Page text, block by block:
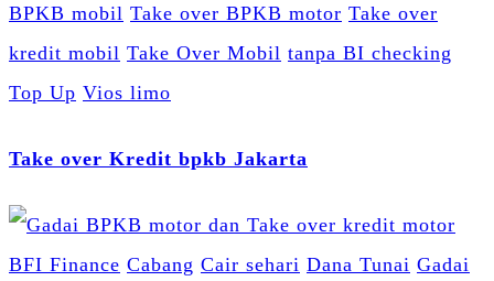
BPKB mobil Take over BPKB motor Take over
kredit mobil Take Over Mobil tanpa BI checking
Top Up Vios limo
Take over Kredit bpkb Jakarta
BFI Finance Cabang Cair sehari Dana Tunai Gadai